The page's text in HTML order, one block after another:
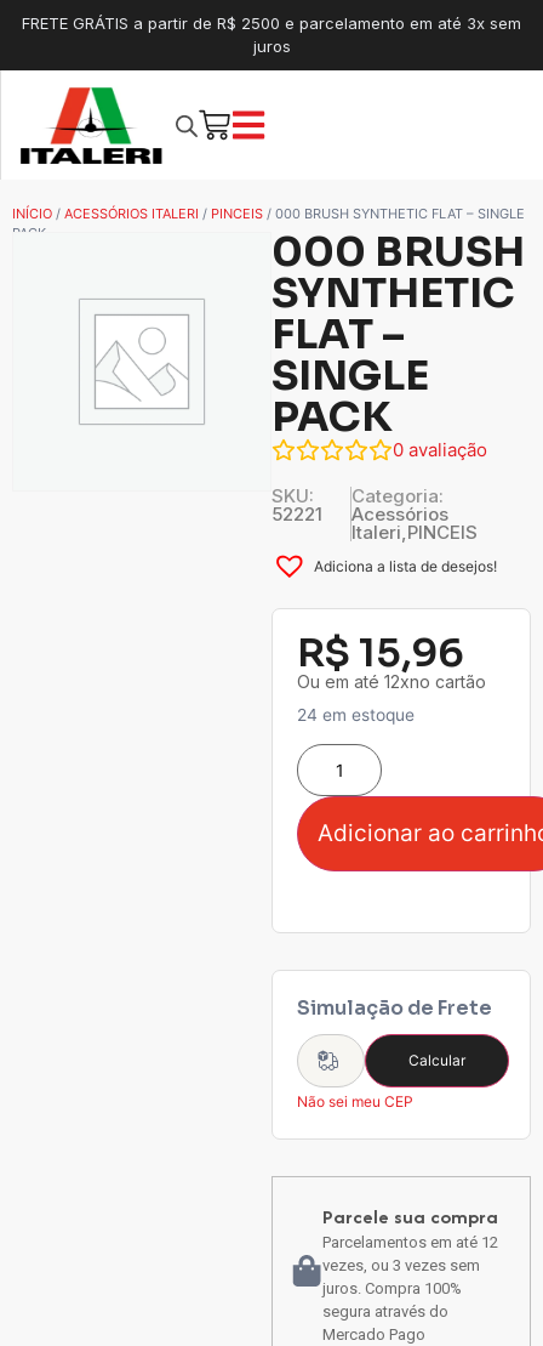
FRETE GRÁTIS a partir de R$ 2500 e parcelamento em até 3x sem
juros
INÍCIO / ACESSÓRIOS ITALERI / PINCEIS / 000 BRUSH SYNTHETIC FLAT – SINGLE
PACK
000 BRUSH
SYNTHETIC
FLAT –
SINGLE
PACK
0 avaliação
SKU:
52221
Categoria:
Acessórios
Italeri,PINCEIS
Adiciona a lista de desejos!
R$ 15,96
Ou em até 12xno cartão
24 em estoque
Adicionar ao
Simulação de Frete
Calcular
Não sei meu CEP
Parcele sua compra
Parcelamentos em até 12
vezes, ou 3 vezes sem
juros. Compra 100%
segura através do
Mercado Pago